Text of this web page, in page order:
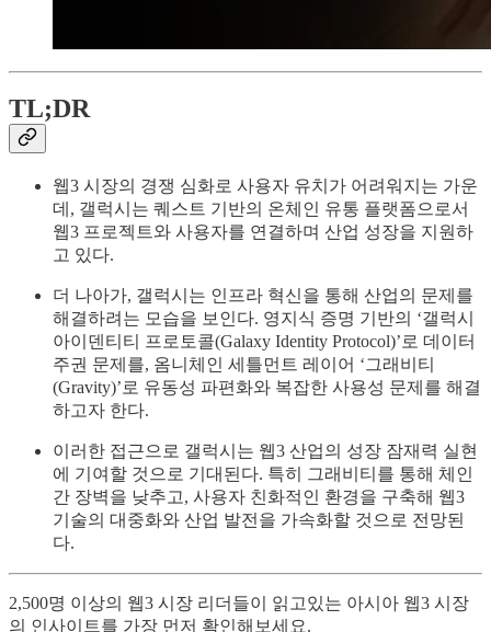
TL;DR
웹3 시장의 경쟁 심화로 사용자 유치가 어려워지는 가운
데, 갤럭시는 퀘스트 기반의 온체인 유통 플랫폼으로서
웹3 프로젝트와 사용자를 연결하며 산업 성장을 지원하
고 있다.
더 나아가, 갤럭시는 인프라 혁신을 통해 산업의 문제를
해결하려는 모습을 보인다. 영지식 증명 기반의 ‘갤럭시
아이덴티티 프로토콜(Galaxy Identity Protocol)’로 데이터
주권 문제를, 옴니체인 세틀먼트 레이어 ‘그래비티
(Gravity)’로 유동성 파편화와 복잡한 사용성 문제를 해결
하고자 한다.
이러한 접근으로 갤럭시는 웹3 산업의 성장 잠재력 실현
에 기여할 것으로 기대된다. 특히 그래비티를 통해 체인
간 장벽을 낮추고, 사용자 친화적인 환경을 구축해 웹3
기술의 대중화와 산업 발전을 가속화할 것으로 전망된
다.
2,500명 이상의 웹3 시장 리더들이 읽고있는 아시아 웹3 시장
의 인사이트를 가장 먼저 확인해보세요.